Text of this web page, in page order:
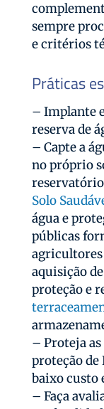
sempre
e critérios
Práticas
– Implante
reserva de
– Capte a
no próprio
Solo
água e
públicas
aquisição
proteção e
– Proteja
proteção de
baixo custo
– Faça